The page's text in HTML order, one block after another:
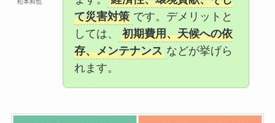
松本和也
て災害対策 です。デメリットと
しては、
初期費用、天候への依
存、メンテナンス などが挙げら
れます。